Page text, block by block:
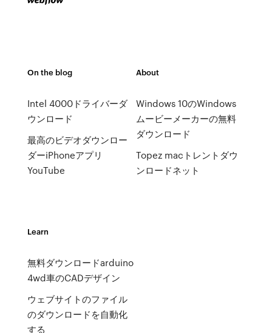
On the blog
Intel 4000ドライバーダ
ウンロード
最高のビデオダウンロー
ダーiPhoneアプリ
YouTube
About
Windows 10のWindows
ムービーメーカーの無料
ダウンロード
Topez macトレントダウ
ンロードネット
Learn
無料ダウンロードarduino
4wd車のCADデザイン
ウェブサイトのファイル
のダウンロードを自動化
する